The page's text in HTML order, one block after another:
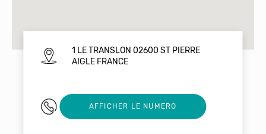
1 LE TRANSLON 02600 ST PIERRE
AIGLE FRANCE
0610020695
AFFICHER LE NUMERO